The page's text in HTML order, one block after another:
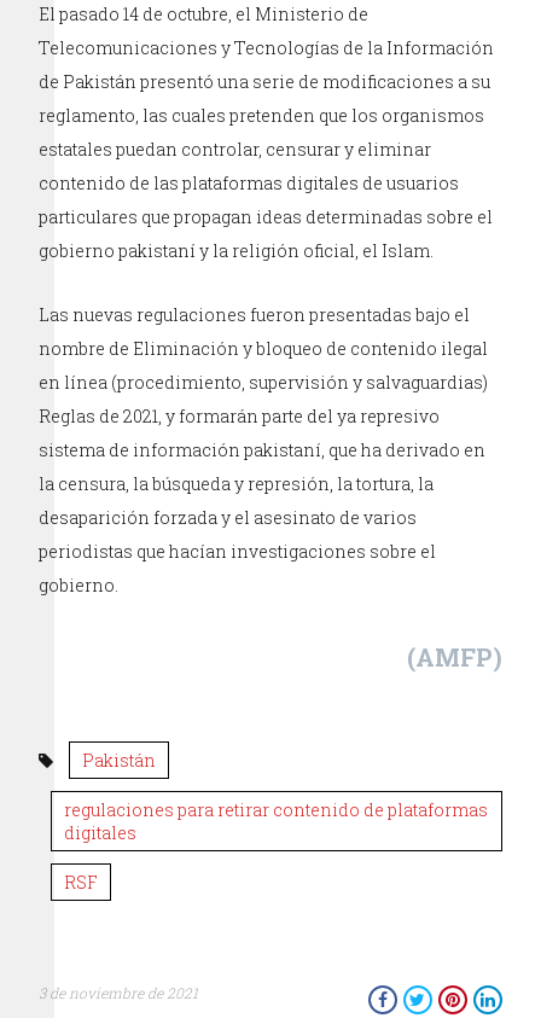
El pasado 14 de octubre, el Ministerio de
Telecomunicaciones y Tecnologías de la Información
de Pakistán presentó una serie de modificaciones a su
reglamento, las cuales pretenden que los organismos
estatales puedan controlar, censurar y eliminar
contenido de las plataformas digitales de usuarios
particulares que propagan ideas determinadas sobre el
gobierno pakistaní y la religión oficial, el Islam.
Las nuevas regulaciones fueron presentadas bajo el
nombre de Eliminación y bloqueo de contenido ilegal
en línea (procedimiento, supervisión y salvaguardias)
Reglas de 2021, y formarán parte del ya represivo
sistema de información pakistaní, que ha derivado en
la censura, la búsqueda y represión, la tortura, la
desaparición forzada y el asesinato de varios
periodistas que hacían investigaciones sobre el
gobierno.
(AMFP)
Pakistán
regulaciones para retirar contenido de plataformas
digitales
RSF
3 de noviembre de 2021